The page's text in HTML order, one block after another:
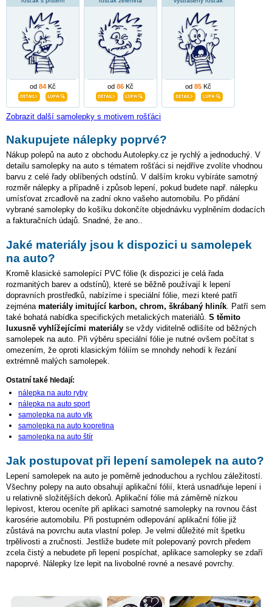
od 84 Kč od 86 Kč od 85 Kč
Zobrazit další samolepky s motivem rošťáci
Nakupujete nálepky poprvé?
Nákup polepů na auto z obchodu Autolepky.cz je rychlý a jednoduchý. V
detailu samolepky na auto s tématem rošťáci si nejdříve zvolíte vhodnou
barvu z celé řady oblíbených odstínů. V dalším kroku vybíráte samotný
rozměr nálepky a případně i způsob lepení, pokud budete např. nálepku
umísťovat zrcadlově na zadní okno vašeho automobilu. Po přidání
vybrané samolepky do košíku dokončíte objednávku vyplněním dodacích
a fakturačních údajů. Snadné, že ano..
Jaké materiály jsou k dispozici u samolepek
na auto?
Kromě klasické samolepící PVC fólie (k dispozici je celá řada
rozmanitých barev a odstínů), které se běžně používají k lepení
dopravních prostředků, nabízíme i speciální fólie, mezi které patří
zejména materiály imitující karbon, chrom, škrábaný hliník . Patří sem
také bohatá nabídka specifických metalických materiálů. S těmito
luxusně vyhlížejícími materiály se vždy viditelně odlišíte od běžných
samolepek na auto. Při výběru speciální fólie je nutné ovšem počítat s
omezením, že oproti klasickým fóliím se mnohdy nehodí k řezání
extrémně malých samolepek.
Ostatní také hledají:
nálepka na auto ryby
nálepka na auto sport
samolepka na auto vlk
samolepka na auto kopretina
samolepka na auto štír
Jak postupovat při lepení samolepek na auto?
Lepení samolepek na auto je poměrně jednoduchou a rychlou záležitostí.
Všechny polepy na auto obsahují aplikační fólií, která usnadňuje lepení i
u relativně složitějších dekorů. Aplikační fólie má záměrně nízkou
lepivost, kterou oceníte při aplikaci samotné samolepky na rovnou část
karosérie automobilu. Při postupném odlepování aplikační fólie již
zůstává na povrchu auta vlastní polep. Je velmi důležité mít špetku
trpělivosti a zručnosti. Jestliže budete mít polepovaný povrch předem
zcela čistý a nebudete při lepení pospíchat, aplikace samolepky se zdaří
napoprvé. Nálepky lze lepit na livobolné rovné a nesavé povrchy.